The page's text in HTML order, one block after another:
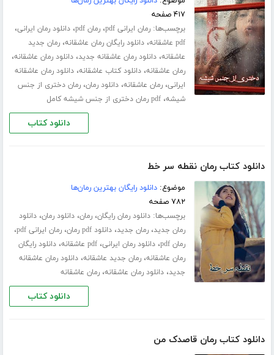
۴۱۷ صفحه
برچسب‌ها:رمان ایرانی pdf ،رمان pdf ،دانلود رمان ایرانی،
pdf عاشقانه ،دانلود رایگان رمان عاشقانه،رمان جدید
عاشقانه،دانلود رمان عاشقانه جدید،دانلود رمان عاشقانه،
رمان عاشقانه،دانلود کتاب عاشقانه،دانلود رمان عاشقانه
ایرانی،رمان عاشقانه،دانلود رمان،رمان دختری از جنس
شیشه،pdf رمان دختری از جنس شیشه کامل
دانلود کتاب
دانلود کتاب رمان نقطه سر خط
موضوع:دانلود رایگان بهترین رمان‌ها
۷۸۲ صفحه
برچسب‌ها:دانلود رمان رایگان،رمان،دانلود رمان،دانلود
رمان جدید،رمان جدید،دانلود pdf رمان ،رمان ایرانی pdf ،
رمان pdf ،دانلود رمان ایرانی،pdf عاشقانه ،دانلود رایگان
رمان عاشقانه،رمان جدید عاشقانه،دانلود رمان عاشقانه
جدید،دانلود رمان عاشقانه،رمان عاشقانه
دانلود کتاب
دانلود کتاب رمان قاصدک من